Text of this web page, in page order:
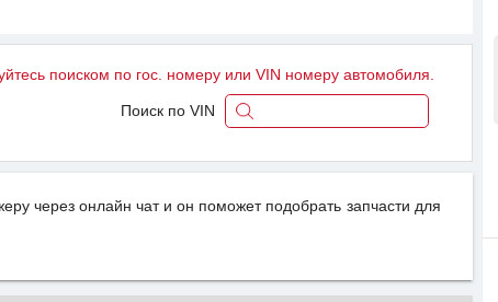
поиском по гос. номеру или VIN номеру автомобиля.
Поиск по VIN
через онлайн чат и он поможет подобрать запчасти для